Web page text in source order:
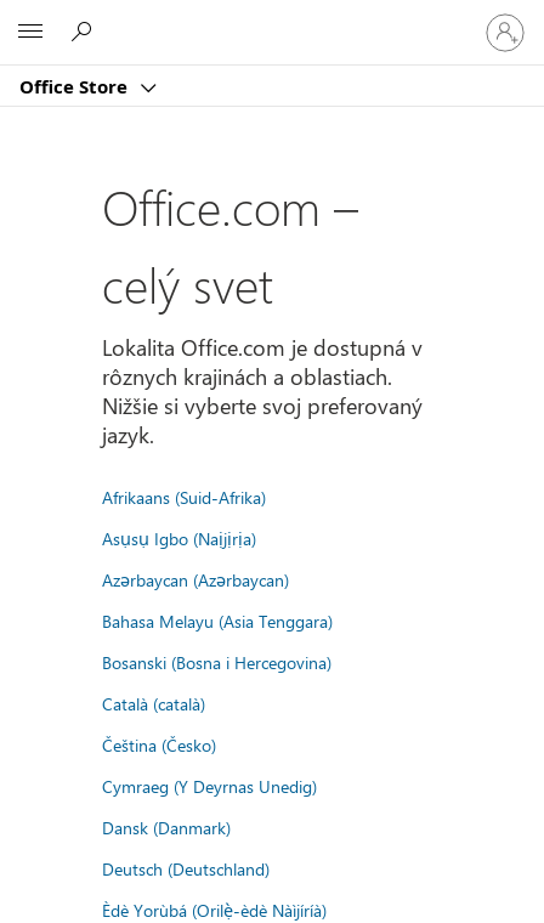
Office Store
sa
k
kontu
Office.com –
celý svet
Lokalita Office.com je dostupná v
rôznych krajinách a oblastiach.
Nižšie si vyberte svoj preferovaný
jazyk.
Afrikaans (Suid-Afrika)
Asụsụ Igbo (Naịjịrịa)
Azərbaycan (Azərbaycan)
Bahasa Melayu (Asia Tenggara)
Bosanski (Bosna i Hercegovina)
Català (català)
Čeština (Česko)
Cymraeg (Y Deyrnas Unedig)
Dansk (Danmark)
Deutsch (Deutschland)
Èdè Yorùbá (Orilẹ̀-èdè Nàìjíríà)